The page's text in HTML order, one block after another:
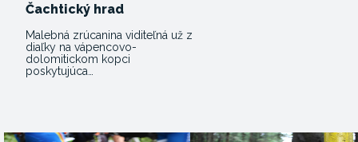
Čachtický hrad
Malebná zrúcanina viditeľná už z
diaľky na vápencovo-
dolomitickom kopci
poskytujúca…